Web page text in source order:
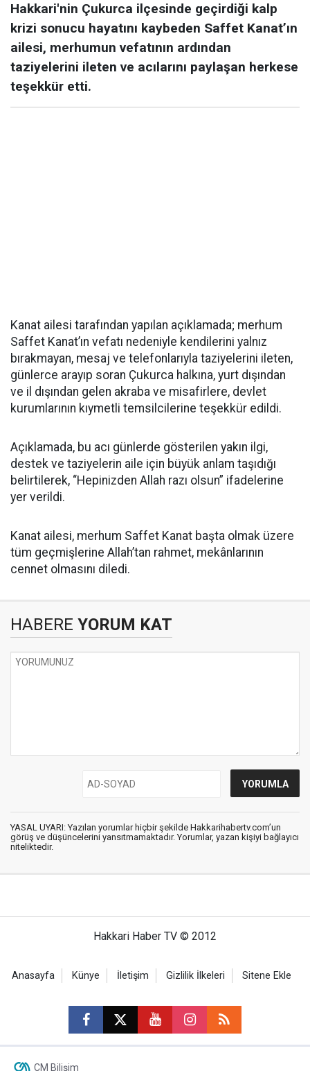
Hakkari'nin Çukurca ilçesinde geçirdiği kalp
krizi sonucu hayatını kaybeden Saffet Kanat’ın
ailesi, merhumun vefatının ardından
taziyelerini ileten ve acılarını paylaşan herkese
teşekkür etti.
Kanat ailesi tarafından yapılan açıklamada; merhum
Saffet Kanat’ın vefatı nedeniyle kendilerini yalnız
bırakmayan, mesaj ve telefonlarıyla taziyelerini ileten,
günlerce arayıp soran Çukurca halkına, yurt dışından
ve il dışından gelen akraba ve misafirlere, devlet
kurumlarının kıymetli temsilcilerine teşekkür edildi.
Açıklamada, bu acı günlerde gösterilen yakın ilgi,
destek ve taziyelerin aile için büyük anlam taşıdığı
belirtilerek, “Hepinizden Allah razı olsun” ifadelerine
yer verildi.
Kanat ailesi, merhum Saffet Kanat başta olmak üzere
tüm geçmişlerine Allah’tan rahmet, mekânlarının
cennet olmasını diledi.
HABERE YORUM KAT
YASAL UYARI: Yazılan yorumlar hiçbir şekilde Hakkarihabertv.com’un
görüş ve düşüncelerini yansıtmamaktadır. Yorumlar, yazan kişiyi bağlayıcı
niteliktedir.
Hakkari Haber TV © 2012
Anasayfa Künye İletişim Gizlilik İlkeleri Sitene Ekle
CM Bilişim